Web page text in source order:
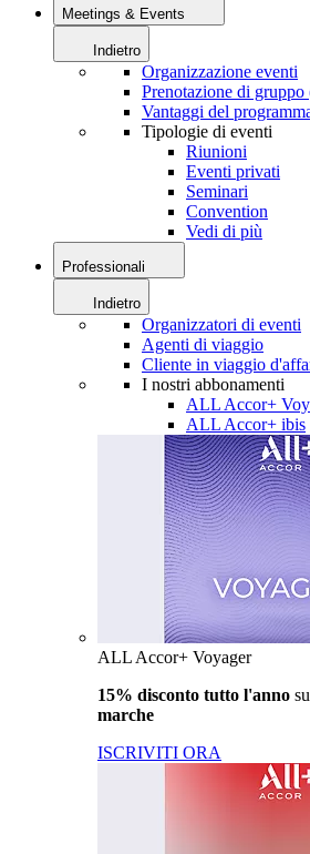
Meetings & Events
Indietro
Organizzazione eventi
Prenotazione di gruppo
Vantaggi del
Tipologie di eventi
Riunioni
Eventi privati
Seminari
Convention
Vedi di più
Professionali
Indietro
Organizzatori di eventi
Agenti di viaggio
Cliente in viaggio
I nostri abbonamenti
ALL Accor+
ALL Accor+ ibis
ALL Accor+ Voyager
15% disconto tutto l'anno
marche
ISCRIVITI ORA